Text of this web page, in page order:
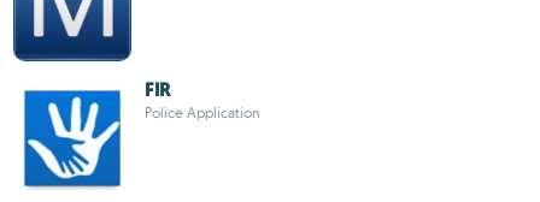
FIR
Police Application